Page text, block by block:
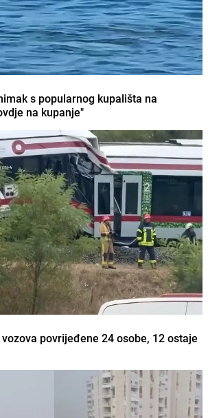
s popularnog kupališta na
na kupanje"
povrijeđene 24 osobe, 12 ostaje